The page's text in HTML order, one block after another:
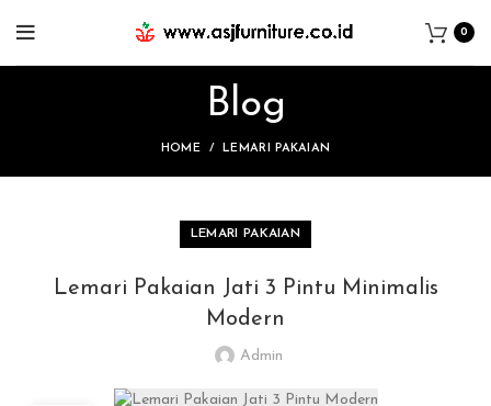
0
Blog
HOME LEMARI PAKAIAN
LEMARI PAKAIAN
Lemari Pakaian Jati 3 Pintu Minimalis
Modern
Admin